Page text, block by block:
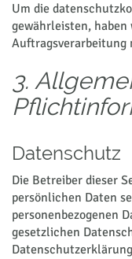
Um die
gewährleisten,
Auftragsverarbeitung
3.
Datenschutz
Die Betreiber dieser
persönlichen Daten
personenbezogenen
gesetzlichen